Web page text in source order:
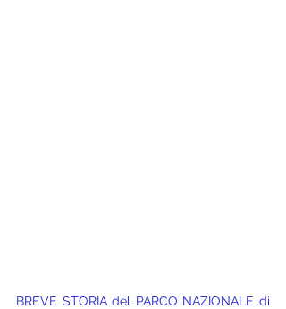
BREVE STORIA del PARCO NAZIONALE di